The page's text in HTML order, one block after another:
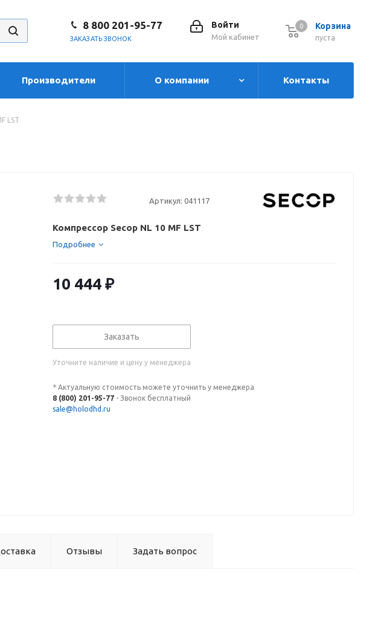
Корзина
0
пуста
0
Войти
Мой кабинет
8 800 201-95-77
ЗАКАЗАТЬ ЗВОНОК
Производители О компании Контакты
LST
Артикул: 041117
Компрессор Secop NL 10 MF LST
Подробнее
10 444 ₽
Заказать
Уточните наличие и цену у менеджера
* Актуальную стоимость можете уточнить у менеджера
8 (800) 201-95-77 - Звонок бесплатный
sale@holodhd.ru
Отзывы Задать вопрос